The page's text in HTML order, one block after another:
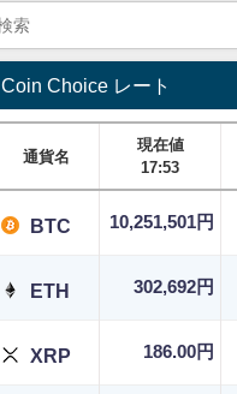
Coin Choice レート
通貨名
現在値
17:53
BTC 10,251,501円
ETH 302,692円
XRP 186.00円